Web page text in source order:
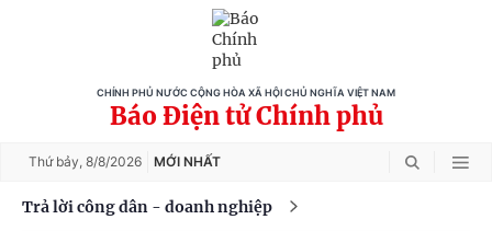
CHÍNH PHỦ NƯỚC CỘNG HÒA XÃ HỘI CHỦ NGHĨA VIỆT NAM
Báo Điện tử Chính phủ
Thứ bảy, 8/8/2026 MỚI NHẤT
Trả lời công dân - doanh nghiệp